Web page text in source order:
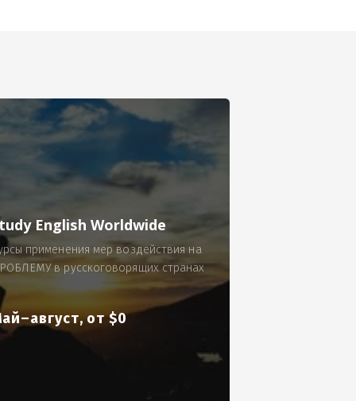
300 рублей за 9 часов в смену.